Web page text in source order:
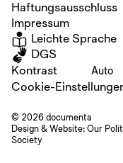
Haftungsausschluss
Impressum
Leichte Sprache
DGS
Kontrast
Auto
Cookie-
© 2026 documenta
Design & Website:Our
Society